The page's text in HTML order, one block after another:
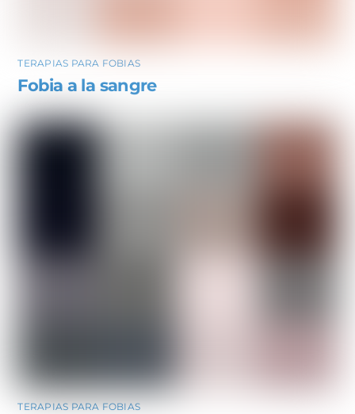
TERAPIAS PARA FOBIAS
Fobia a la sangre
TERAPIAS PARA FOBIAS